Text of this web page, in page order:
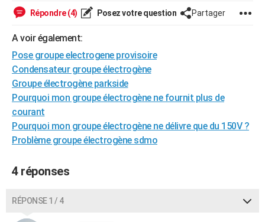
Répondre (4) Posez votre question Partager
A voir également:
Pose groupe electrogene provisoire
Condensateur groupe électrogène
Groupe électrogène parkside
Pourquoi mon groupe électrogène ne fournit plus de
courant
Pourquoi mon groupe électrogène ne délivre que du 150V ?
Problème groupe électrogène sdmo
4 réponses
RÉPONSE 1 / 4